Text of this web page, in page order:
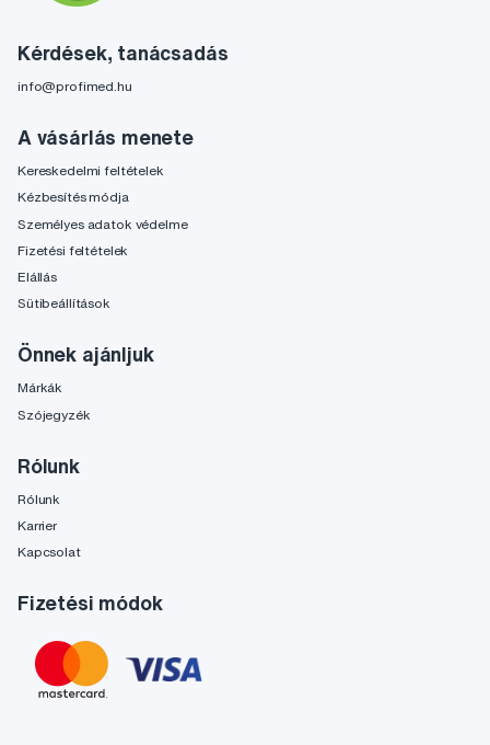
Kérdések, tanácsadás
info@profimed.hu
A vásárlás menete
Kereskedelmi feltételek
Kézbesítés módja
Személyes adatok védelme
Fizetési feltételek
Elállás
Sütibeállítások
Önnek ajánljuk
Márkák
Szójegyzék
Rólunk
Rólunk
Karrier
Kapcsolat
Fizetési módok